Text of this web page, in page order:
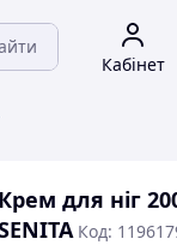
Кабінет
Крем для ніг
Код: